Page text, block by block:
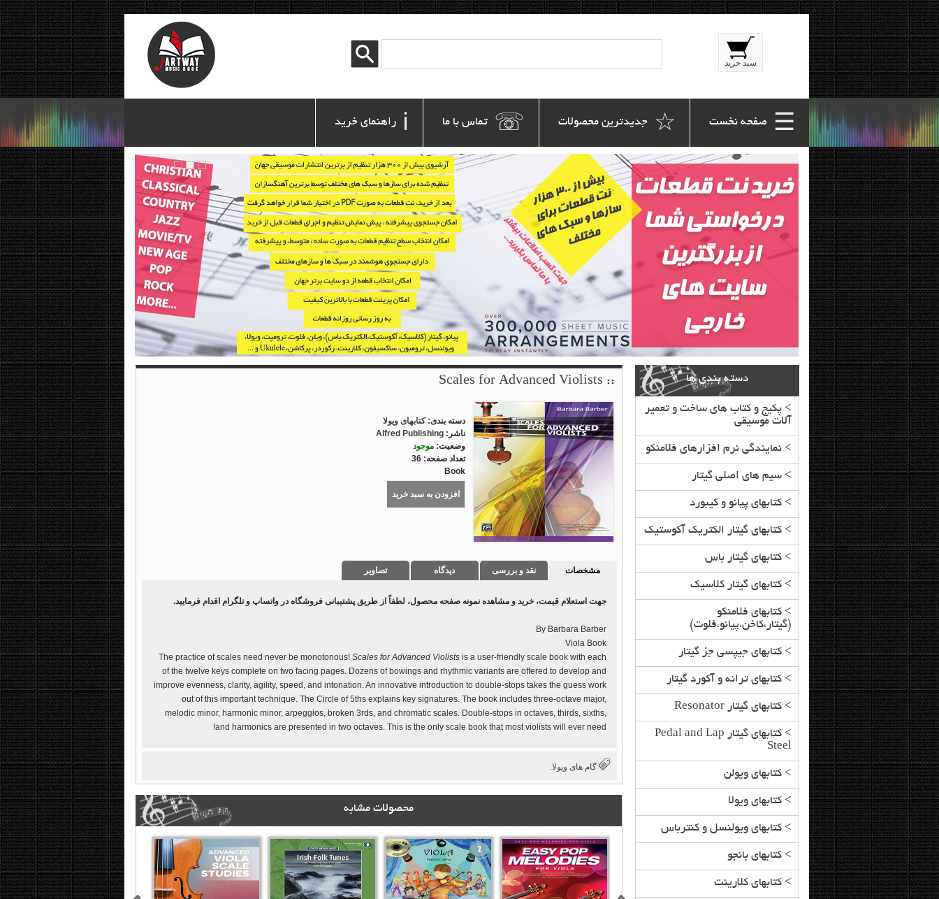
سبد خرید
☰ صفحه نخست ☆ جدیدترین محصولات ☏ تماس با ما ℹ راهنمای خرید
دسته بندی ها
>پکیج و کتاب های ساخت و تعمیر
آلات موسیقی
>نمایندگی نرم افزارهای فلامنکو
>سیم های اصلی گیتار
>کتابهای پیانو و کیبورد
>کتابهای گیتار الکتریک آکوستیک
>کتابهای گیتار باس
>کتابهای گیتار کلاسیک
>کتابهای فلامنکو
(گیتار،کاخن،پیانو،فلوت)
>کتابهای جیپسی جز گیتار
>کتابهای ترانه و آکورد گیتار
>کتابهای گیتار Resonator
>
کتابهای گیتار Pedal and Lap
Steel
>کتابهای ویولن
>کتابهای ویولا
>کتابهای ویولنسل و کنترباس
>کتابهای بانجو
>کتابهای کلارینت
Scales for Advanced Violists
دسته بندی:کتابهای ویولا
ناشر: Alfred Publishing
وضعیت: موجود
تعداد صفحه: 36
Book
افزودن به سبد خرید
مشخصات نقد و بررسی دیدگاه تصاویر
جهت استعلام قیمت، خرید و مشاهده نمونه صفحه محصول، لطفاً از طریق پشتیبانی فروشگاه در واتساپ و تلگرام اقدام فرمایید.
By Barbara Barber
Viola Book
The practice of scales need never be monotonous! Scales for Advanced Violistsis a user-friendly scale book with each
of the twelve keys complete on two facing pages. Dozens of bowings and rhythmic variants are offered to develop and
improve evenness, clarity, agility, speed, and intonation. An innovative introduction to double-stops takes the guess work
out of this important technique. The Circle of 5ths explains key signatures. The book includes three-octave major,
melodic minor, harmonic minor, arpeggios, broken 3rds, and chromatic scales. Double-stops in octaves, thirds, sixths,
and harmonics are presented in two octaves. This is the only scale book that most violists will ever need!
گام های ویولا.
محصولات مشابه